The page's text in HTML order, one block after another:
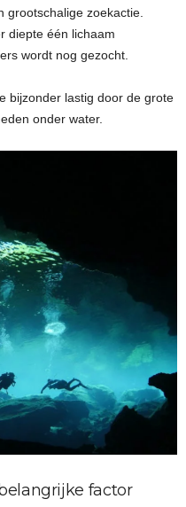
grootschalige zoekactie.
diepte één lichaam
wordt nog gezocht.
bijzonder lastig door de grote
onder water.
factor